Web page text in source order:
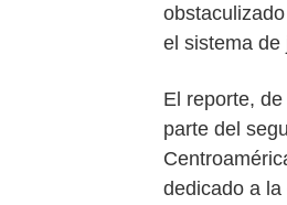
el sistema de
El reporte,
parte del
dedicado a